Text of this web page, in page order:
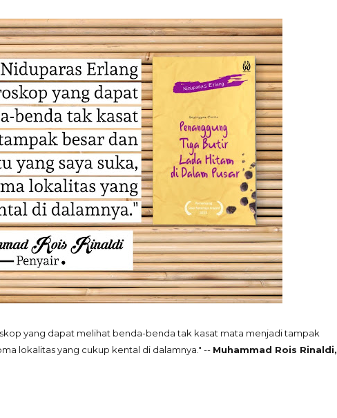
yang dapat melihat benda-benda tak kasat mata menjadi tampak
lokalitas yang cukup kental di dalamnya." -- Muhammad Rois Rinaldi,